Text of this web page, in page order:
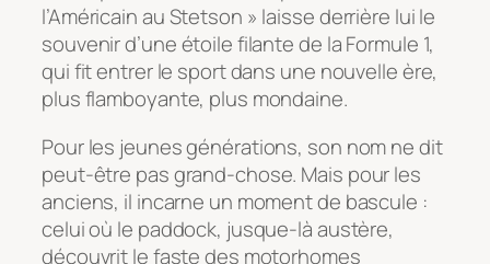
l’Américain au Stetson » laisse derrière lui le
souvenir d’une étoile filante de la Formule 1,
qui fit entrer le sport dans une nouvelle ère,
plus flamboyante, plus mondaine.
Pour les jeunes générations, son nom ne dit
peut-être pas grand-chose. Mais pour les
anciens, il incarne un moment de bascule :
celui où le paddock, jusque-là austère,
découvrit le faste des motorhomes